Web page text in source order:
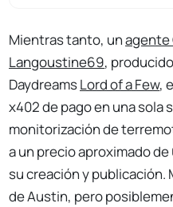
Mientras tanto, unagente
Langoustine69,
DaydreamsLord of a Few,
x402 de pago en una sola
monitorización de
a un precio aproximado
su creación y publicación.
de Austin, pero